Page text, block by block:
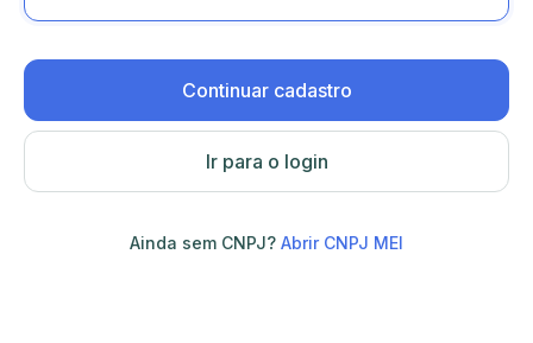
Continuar cadastro
Ir para o login
Ainda sem CNPJ? Abrir CNPJ MEI